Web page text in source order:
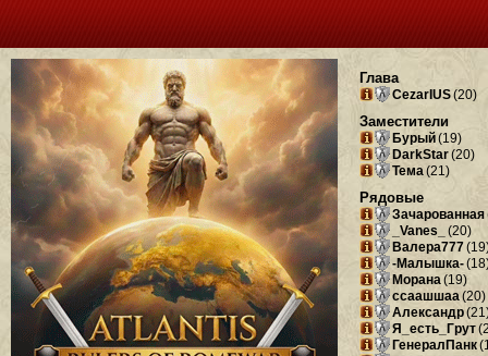
Глава
CezarIUS(20)
Заместители
Бурый(19)
DarkStar(20)
Тема (21)
Рядовые
Зачарованная
_Vanes_
(20)
Валера777
-Малышка-
Морана (19)
ссаашшаа (20)
Александр
Я_есть_Грут
ГенералПанк